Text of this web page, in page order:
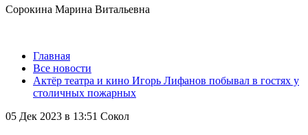
Сорокина Марина Витальевна
Главная
Все новости
Актëр театра и кино Игорь Лифанов побывал в гостях у
столичных пожарных
05 Дек 2023 в 13:51 Сокол